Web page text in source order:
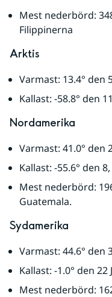
Mest nederbörd:
Filippinerna
Arktis
Varmast: 13.4° den
Kallast: -58.8° den
Nordamerika
Varmast: 41.0° den
Kallast: -55.6° den
Mest nederbörd:
Guatemala.
Sydamerika
Varmast: 44.6° den
Kallast: -1.0° den 22
Mest nederbörd: